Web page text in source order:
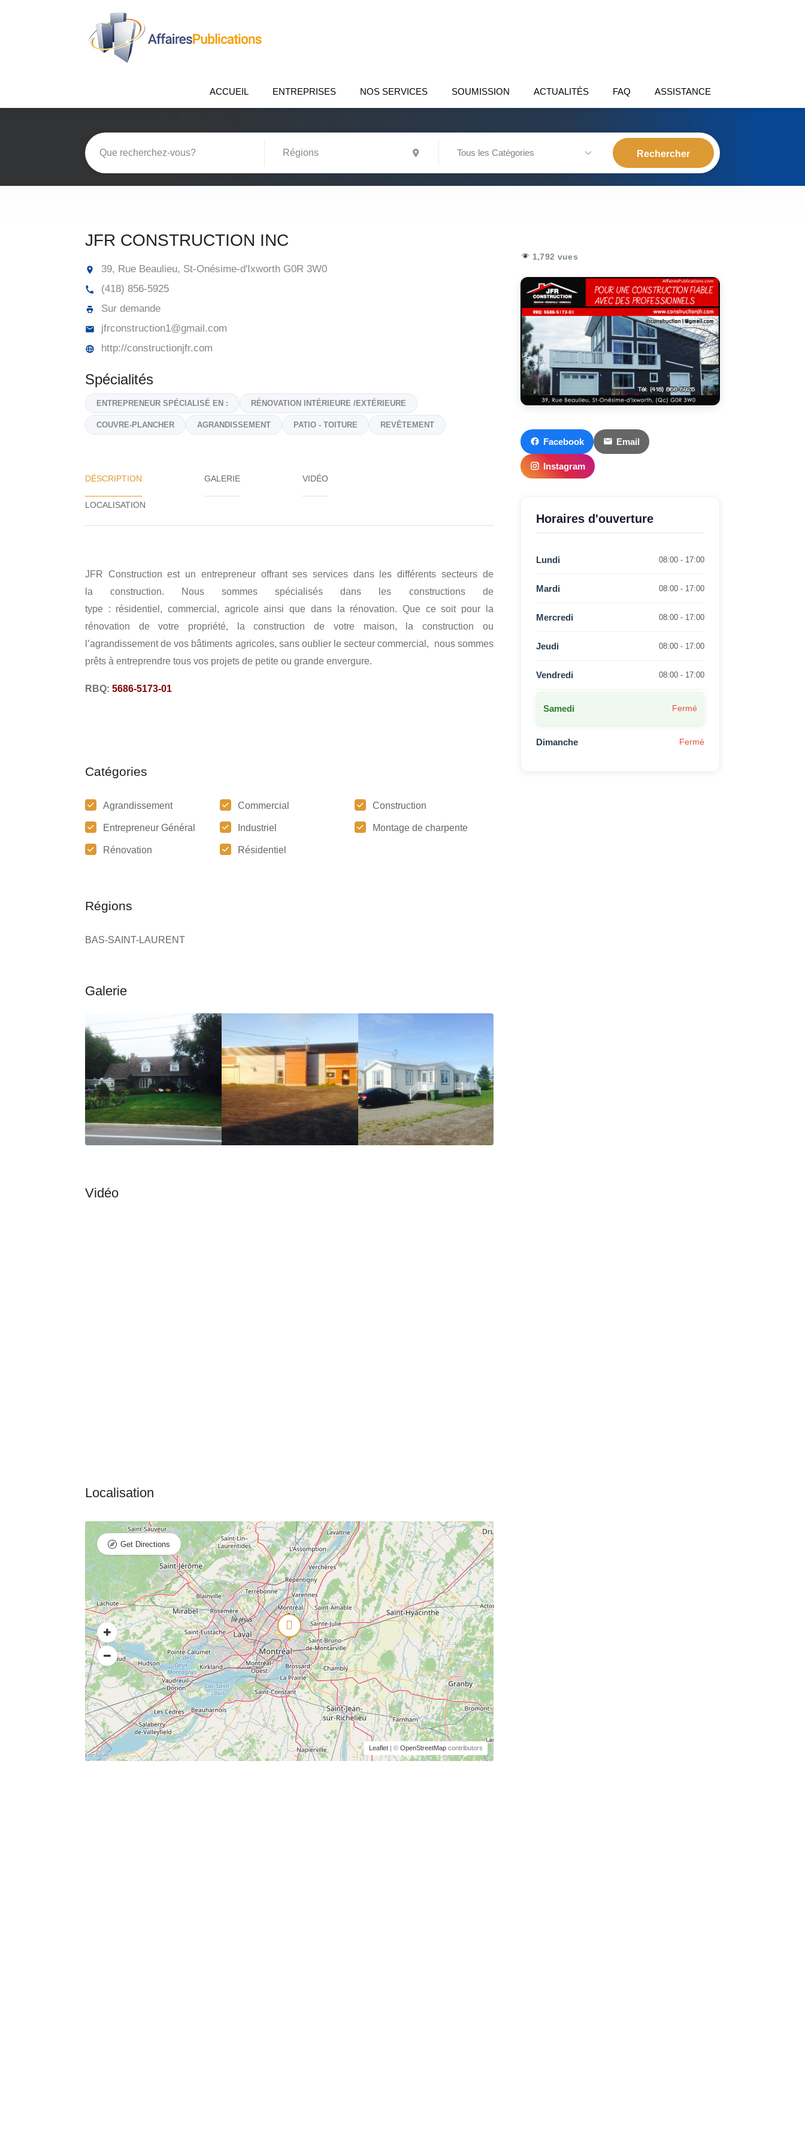
ACCUEIL ENTREPRISES NOS SERVICES SOUMISSION ACTUALITÉS FAQ ASSISTANCE
Tous les Catégories
JFR CONSTRUCTION INC
39, Rue Beaulieu, St-Onésime-d'Ixworth G0R 3W0
(418) 856-5925
Sur demande
jfrconstruction1@gmail.com
http://constructionjfr.com
Spécialités
ENTREPRENEUR SPÉCIALISÉ EN : RÉNOVATION INTÉRIEURE /EXTÉRIEURE
COUVRE-PLANCHER AGRANDISSEMENT PATIO - TOITURE REVÊTEMENT
DÉSCRIPTION GALERIE VIDÉO
JFR Construction est un entrepreneur offrant ses services dans les différents secteurs de
la construction. Nous sommes spécialisés dans les constructions de
type : résidentiel, commercial, agricole ainsi que dans la rénovation. Que ce soit pour la
rénovation de votre propriété, la construction de votre maison, la construction ou
l’agrandissement de vos bâtiments agricoles, sans oublier le secteur commercial, nous sommes
prêts à entreprendre tous vos projets de petite ou grande envergure.
RBQ: 5686-5173-01
Catégories
Agrandissement Commercial Construction
Entrepreneur Général Industriel Montage de charpente
Rénovation Résidentiel
Régions
BAS-SAINT-LAURENT
Leaflet| © OpenStreetMapcontributors
Get Directions
1,792 vues
Facebook Email
Instagram
Horaires d'ouverture
Lundi 08:00 - 17:00
Mardi 08:00 - 17:00
Mercredi 08:00 - 17:00
Jeudi 08:00 - 17:00
Vendredi 08:00 - 17:00
Samedi Fermé
Dimanche Fermé